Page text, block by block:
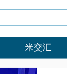
米交汇